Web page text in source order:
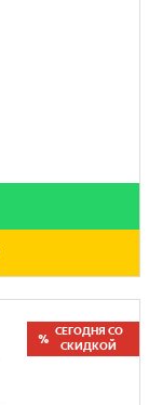
СЕГОДНЯ СО
СКИДКОЙ